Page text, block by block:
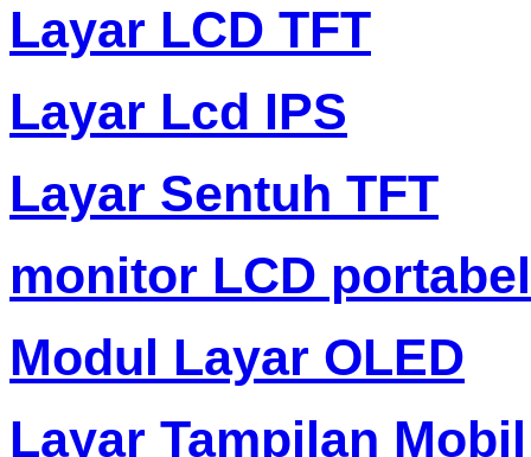
Layar LCD TFT
Layar Lcd IPS
Layar Sentuh TFT
monitor LCD portabel
Modul Layar OLED
Layar Tampilan Mobil